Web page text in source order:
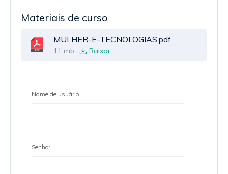
Materiais de curso
MULHER-E-TECNOLOGIAS.pdf
11 mb Baixar
Nome de usuário:
Senha: